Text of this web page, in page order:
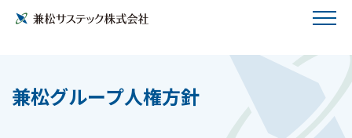
兼松グループ人権方針